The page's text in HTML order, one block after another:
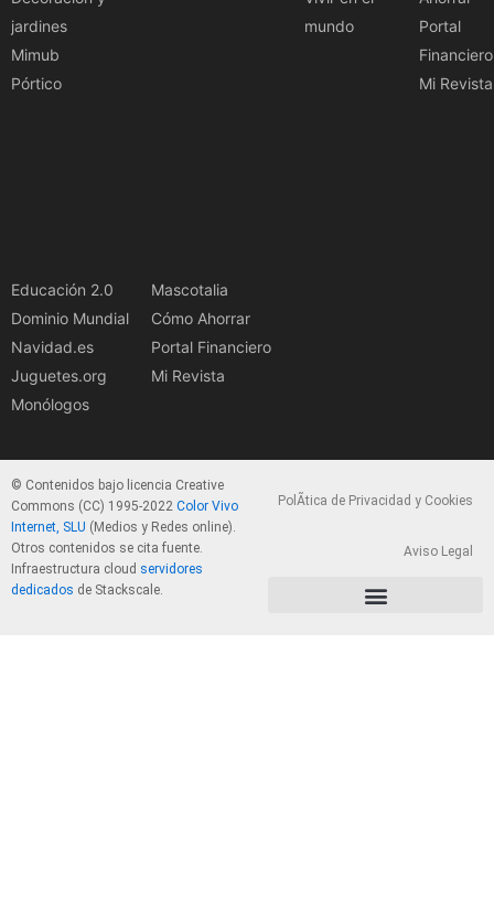
jardines
Mimub
Pórtico
mundo
Portal
Financiero
Mi Revista
Educación 2.0
Dominio Mundial
Navidad.es
Juguetes.org
Monólogos
Mascotalia
Cómo Ahorrar
Portal Financiero
Mi Revista
© Contenidos bajo licencia Creative
Commons (CC) 1995-2022 Color Vivo
Internet, SLU (Medios y Redes online).
Otros contenidos se cita fuente.
Infraestructura cloud servidores
dedicados de Stackscale.
PolÃ­tica de Privacidad y Cookies
Aviso Legal